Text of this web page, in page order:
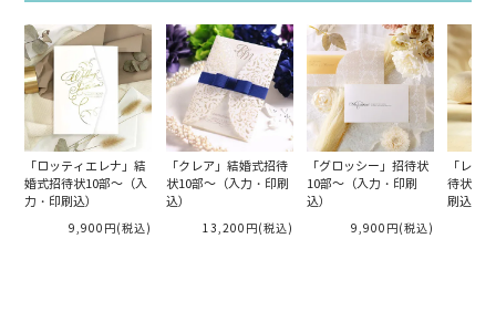
「ロッティエレナ」結
婚式招待状10部～（入
力・印刷込）
9,900円(税込)
「クレア」結婚式招待
状10部～（入力・印刷
込）
13,200円(税込)
「グロッシー」招待状
10部～（入力・印刷
込）
9,900円(税込)
「レオ
待状10
刷込）